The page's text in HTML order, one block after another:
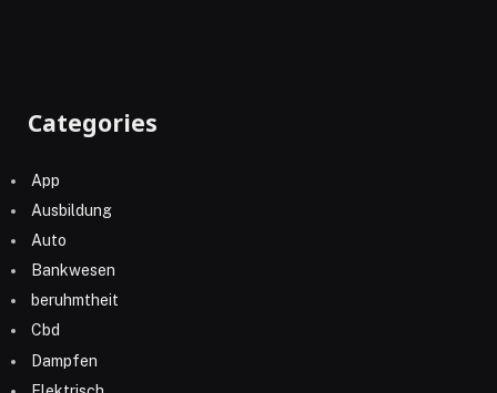
Categories
App
Ausbildung
Auto
Bankwesen
beruhmtheit
Cbd
Dampfen